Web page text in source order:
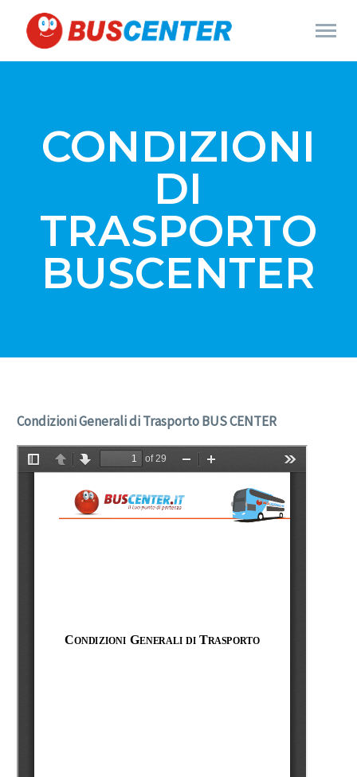
CONDIZIONI
DI
TRASPORTO
BUSCENTER
Condizioni Generali di Trasporto BUS CENTER